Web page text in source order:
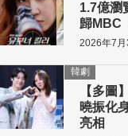
1.7億瀏
歸MBC
2026年7
【多圖
曉振化
亮相
韓劇